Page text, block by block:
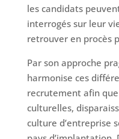
les candidats
interrogés sur leur
retrouver en procès
Par son approche
harmonise ces
recrutement afin
culturelles,
culture d’entreprise